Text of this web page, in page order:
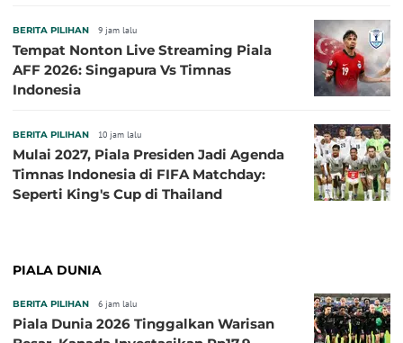
BERITA PILIHAN 9 jam lalu
Tempat Nonton Live Streaming Piala
AFF 2026: Singapura Vs Timnas
Indonesia
BERITA PILIHAN 10 jam lalu
Mulai 2027, Piala Presiden Jadi Agenda
Timnas Indonesia di FIFA Matchday:
Seperti King's Cup di Thailand
PIALA DUNIA
BERITA PILIHAN 6 jam lalu
Piala Dunia 2026 Tinggalkan Warisan